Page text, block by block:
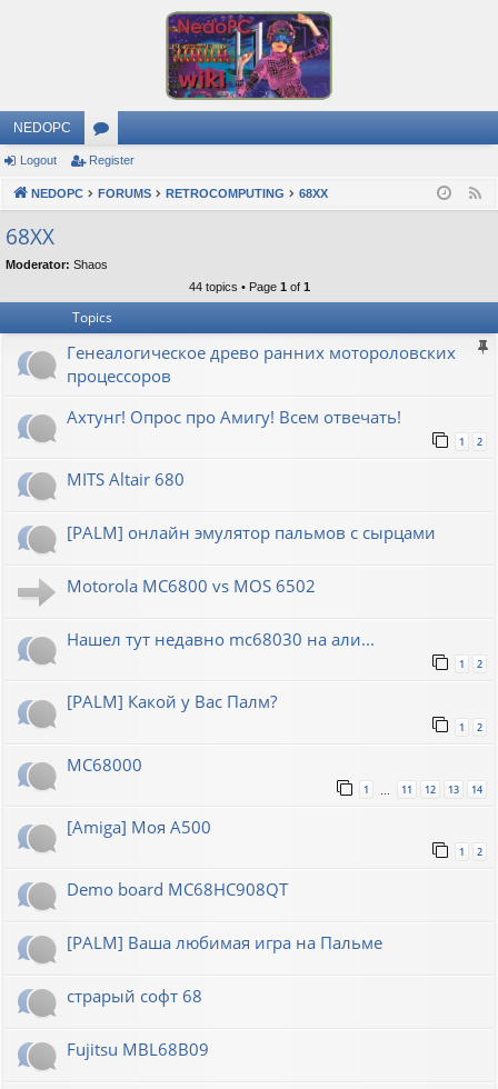
NEDOPC
or
u
s
Logout Register
NEDOPC FORUMS RETROCOMPUTING 68XX
68XX
Moderator: Shaos
44 topics • Page 1 of 1
Topics
Генеалогическое древо ранних мотороловских
процессоров
Ахтунг! Опрос про Амигу! Всем отвечать!
1 2
MITS Altair 680
[PALM] онлайн эмулятор пальмов с сырцами
Motorola MC6800 vs MOS 6502
Нашел тут недавно mc68030 на али...
1 2
[PALM] Какой у Вас Палм?
1 2
MC68000
1 11 12 13 14
[Amiga] Моя A500
1 2
Demo board MC68HC908QT
[PALM] Ваша любимая игра на Пальме
страрый софт 68
Fujitsu MBL68B09